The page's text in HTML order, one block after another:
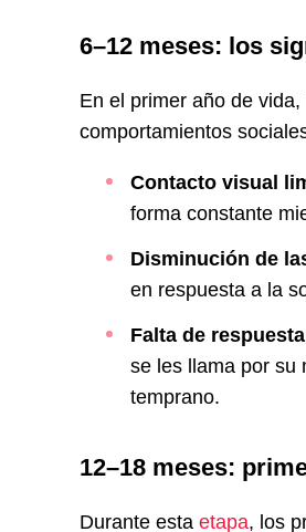
6–12 meses: los
En el primer año de
comportamientos
Contacto visual
forma constante
Disminución de
en respuesta a la
Falta de
se les llama por su
temprano.
12–18 meses:
Durante esta etapa, los